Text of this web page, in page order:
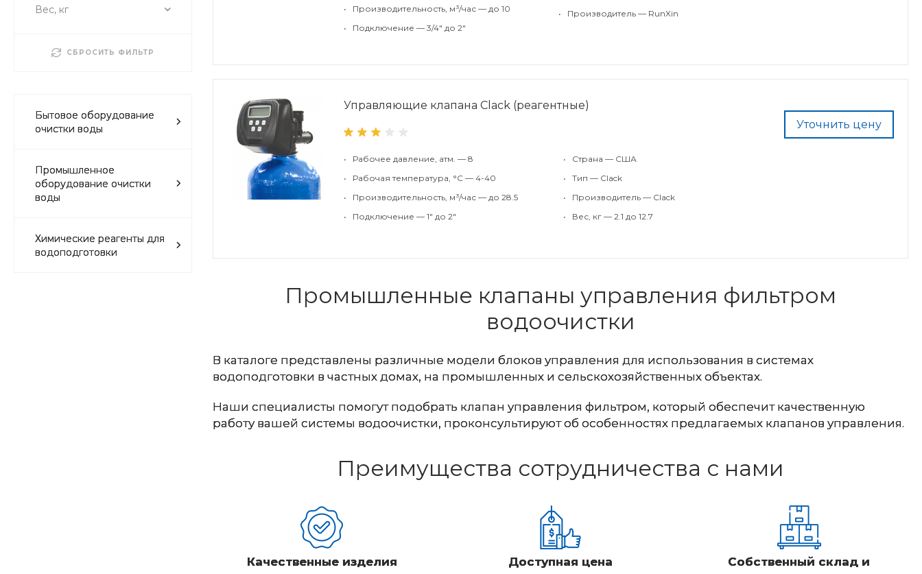
Вес, кг
СБРОСИТЬ ФИЛЬТР
Бытовое оборудование
очистки воды
Промышленное
оборудование очистки
воды
Химические реагенты для
водоподготовки
•
Производительность, м³/час — до 10
•
Подключение — 3/4" до 2"
•
Производитель — RunXin
Уточнить цену
Управляющие клапана Clack (реагентные)
•
Рабочее давление, атм. — 8
•
Рабочая температура, °С — 4-40
•
Производительность, м³/час — до 28.5
•
Подключение — 1" до 2"
•
Страна — США
•
Тип — Clack
•
Производитель — Clack
•
Вес, кг — 2.1 до 12.7
Промышленные клапаны управления фильтром
водоочистки
В каталоге представлены различные модели блоков управления для использования в системах
водоподготовки в частных домах, на промышленных и сельскохозяйственных объектах.
Наши специалисты помогут подобрать клапан управления фильтром, который обеспечит качественную
работу вашей системы водоочистки, проконсультируют об особенностях предлагаемых клапанов управления.
Преимущества сотрудничества с нами
Качественные изделия Доступная цена
Собственный склад и